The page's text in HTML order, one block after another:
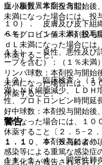
症（脂質異常症を含む）。
１０）． 皮膚及び皮下組
６％）、（１％未満）脱毛
１１）． 良性、悪性及び
ープを含む）：（１％未満
１２）． 臨床検査：（１
満）ＮＫ細胞減少、ＬＤＨ
性、プロトロンビン時間延
警告
１．１． 本剤投与により
感染等による重篤な感染症
症悪化等が報告されており
血小板数：本剤投与開始後
未満になった場合には、投
ヘモグロビン値：本剤投与
ｄＬ未満になった場合には
休薬すること。
リンパ球数：本剤投与開始
未満になった場合には、５
休薬すること。
好中球数：本剤投与開始後
満になった場合には、１０
休薬すること〔２．５−２
１．１０、９．８高齢者の
１１．１．４． 間質性肺